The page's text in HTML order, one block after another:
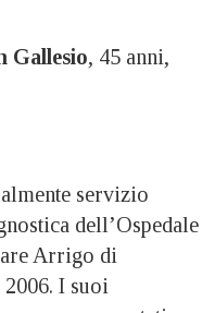
Gallesio, 45 anni,
servizio
dell’Ospedale
Arrigo di
I suoi